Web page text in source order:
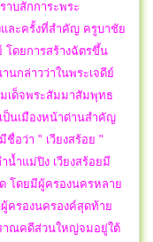
บสักการะพระ
ละครั้งที่สำคัญ ครูบาชัย
โดยการสร้างฉัตรขึ้น
นกล่าวว่าในพระเจดีย์
เด็จพระสัมมาสัมพุทธ
ป็นเมืองหน้าด่านสำคัญ
อว่า " เวียงสร้อย "
น้ำแม่ปิง เวียงสร้อยมี
โดยมีผู้ครองนครหลาย
ครองนครองค์สุดท้าย
าณคดีส่วนใหญ่จมอยู่ใต้